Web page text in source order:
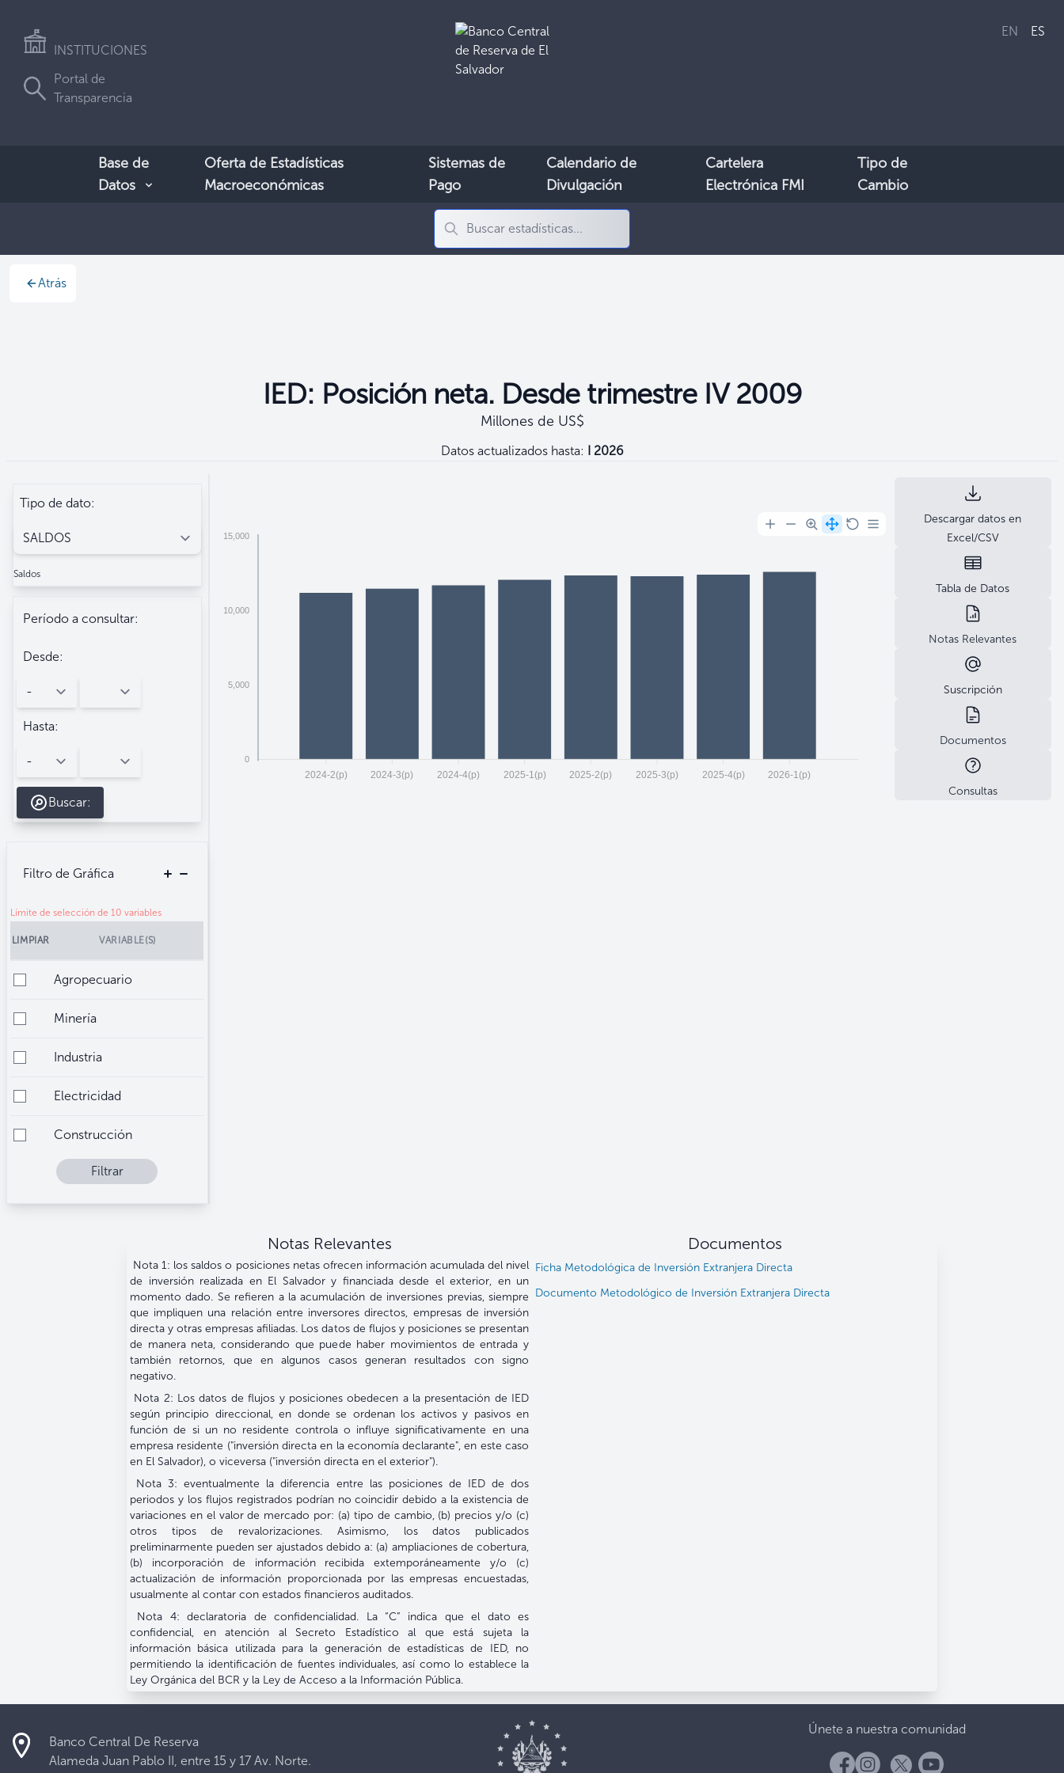
INSTITUCIONES
Portal de
Transparencia
EN ES
Base de
Datos
Oferta de Estadísticas
Macroeconómicas
Sistemas de
Pago
Calendario de
Divulgación
Cartelera
Electrónica FMI
Tipo de
Cambio
Atrás
IED: Posición neta. Desde trimestre IV 2009
Millones de US$
Datos actualizados hasta: I 2026
Tipo de dato:
Saldos
Período a consultar:
Desde:
Hasta:
Buscar:
Filtro de Gráfica
Límite de selección de 10 variables
LIMPIAR VARIABLE(S)
Agropecuario
Minería
Industria
Electricidad
Construcción
Comercio
Comunicaciones
Actividades Financieras y
Otros Servicios
Filtrar
2024-2(p) 2024-3(p) 2024-4(p) 2025-1(p) 2025-2(p) 2025-3(p) 2025-4(p) 2026-1(p)
15,000
10,000
5,000
0
Descargar datos en
Excel/CSV
Tabla de Datos
Notas Relevantes
Suscripción
Documentos
Consultas
Notas Relevantes
Nota 1: los saldos o posiciones netas ofrecen información acumulada del nivel
de inversión realizada en El Salvador y financiada desde el exterior, en un
momento dado. Se refieren a la acumulación de inversiones previas, siempre
que impliquen una relación entre inversores directos, empresas de inversión
directa y otras empresas afiliadas. Los datos de flujos y posiciones se presentan
de manera neta, considerando que puede haber movimientos de entrada y
también retornos, que en algunos casos generan resultados con signo
negativo.
Nota 2: Los datos de flujos y posiciones obedecen a la presentación de IED
según principio direccional, en donde se ordenan los activos y pasivos en
función de si un no residente controla o influye significativamente en una
empresa residente ("inversión directa en la economía declarante", en este caso
en El Salvador), o viceversa ("inversión directa en el exterior").
Nota 3: eventualmente la diferencia entre las posiciones de IED de dos
periodos y los flujos registrados podrían no coincidir debido a la existencia de
variaciones en el valor de mercado por: (a) tipo de cambio, (b) precios y/o (c)
otros tipos de revalorizaciones. Asimismo, los datos publicados
preliminarmente pueden ser ajustados debido a: (a) ampliaciones de cobertura,
(b) incorporación de información recibida extemporáneamente y/o (c)
actualización de información proporcionada por las empresas encuestadas,
usualmente al contar con estados financieros auditados.
Nota 4: declaratoria de confidencialidad. La “C” indica que el dato es
confidencial, en atención al Secreto Estadístico al que está sujeta la
información básica utilizada para la generación de estadísticas de IED, no
permitiendo la identificación de fuentes individuales, así como lo establece la
Ley Orgánica del BCR y la Ley de Acceso a la Información Pública.
Documentos
Ficha Metodológica de Inversión Extranjera Directa
Documento Metodológico de Inversión Extranjera Directa
Banco Central De Reserva
Alameda Juan Pablo II, entre 15 y 17 Av. Norte.
Únete a nuestra comunidad